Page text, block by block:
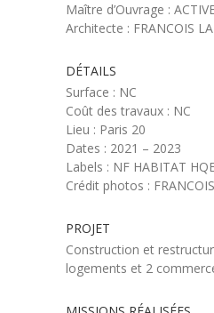
Maître d’Ouvrage :
Architecte : FRANCOIS
DÉTAILS
Surface : NC
Coût des travaux : NC
Lieu : Paris 20
Dates : 2021 – 2023
Labels : NF HABITAT
Crédit photos :
PROJET
Construction et
logements et 2